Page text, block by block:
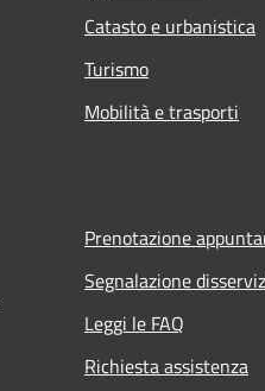
Catasto e urbanistica
Turismo
Mobilità e trasporti
Prenotazione
Segnalazione
Leggi le FAQ
Richiesta assistenza